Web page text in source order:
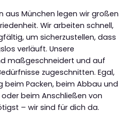
aus München legen wir großen
Wir arbeiten schnell,
um sicherzustellen, dass
verläuft. Unsere
maßgeschneidert und auf
zugeschnitten. Egal,
beim Packen, beim Abbau und
beim Anschließen von
– wir sind für dich da.